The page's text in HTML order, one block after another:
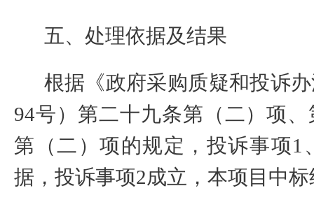
五、处理依据及结果
根据《政府采购质疑和投诉
94号）第二十九条第（二）项
第（二）项的规定，投诉事项1
据，投诉事项2成立， 本项目 中